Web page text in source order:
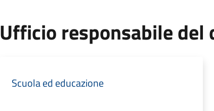
Ufficio responsabile del
Scuola ed educazione